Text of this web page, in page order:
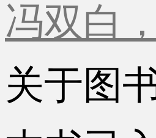
冯双白
关于图